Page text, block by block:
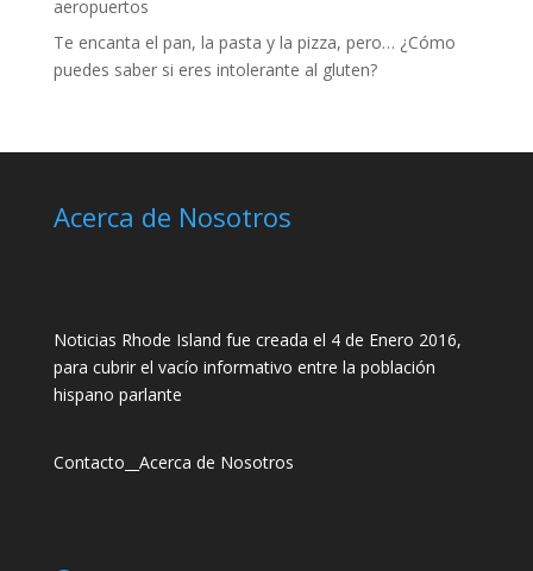
aeropuertos
Te encanta el pan, la pasta y la pizza, pero… ¿Cómo
puedes saber si eres intolerante al gluten?
Acerca de Nosotros
Noticias Rhode Island fue creada el 4 de Enero 2016,
para cubrir el vacío informativo entre la población
hispano parlante
Contacto Acerca de Nosotros